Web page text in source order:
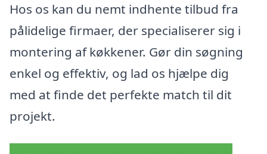
Hos os kan du nemt indhente tilbud fra
pålidelige firmaer, der specialiserer sig i
montering af køkkener. Gør din søgning
enkel og effektiv, og lad os hjælpe dig
med at finde det perfekte match til dit
projekt.